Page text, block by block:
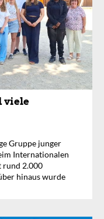
viele
Gruppe junger
Internationalen
rund 2.000
hinaus wurde